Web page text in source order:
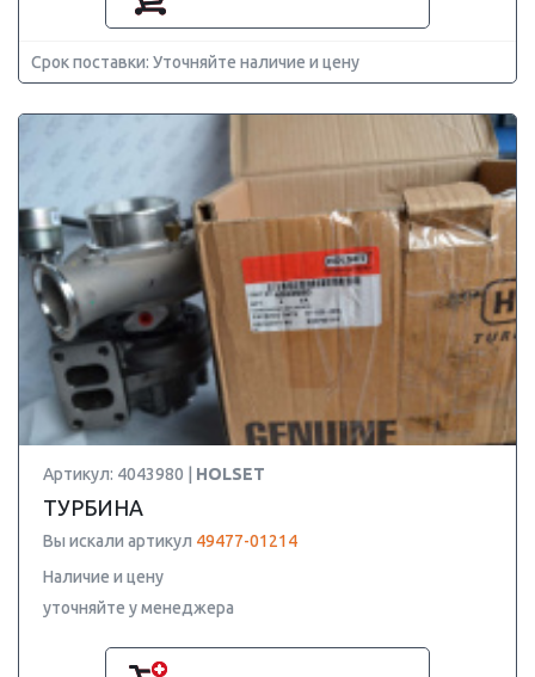
Срок поставки: Уточняйте наличие и цену
Артикул: 4043980 | HOLSET
ТУРБИНА
Вы искали артикул 49477-01214
Наличие и цену
уточняйте у менеджера